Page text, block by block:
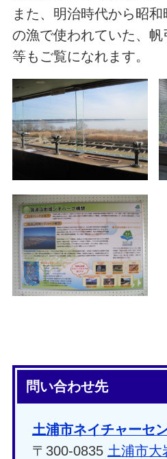
また、明治時代から昭
の漁で使われていた、
等もご覧になれます。
問い合わせ先
土浦市ネイチャーセ
〒300-0835 土浦市大